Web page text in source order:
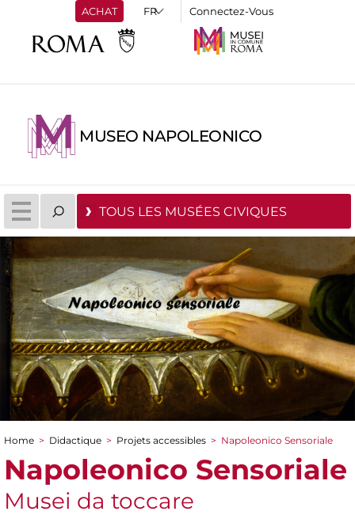
ACHAT Connectez-Vous
MUSEO NAPOLEONICO
TOUS LES MUSÉES CIVIQUES
You are here
Home > Didactique > Projets accessibles > Napoleonico Sensoriale
Napoleonico Sensoriale
Musei da toccare